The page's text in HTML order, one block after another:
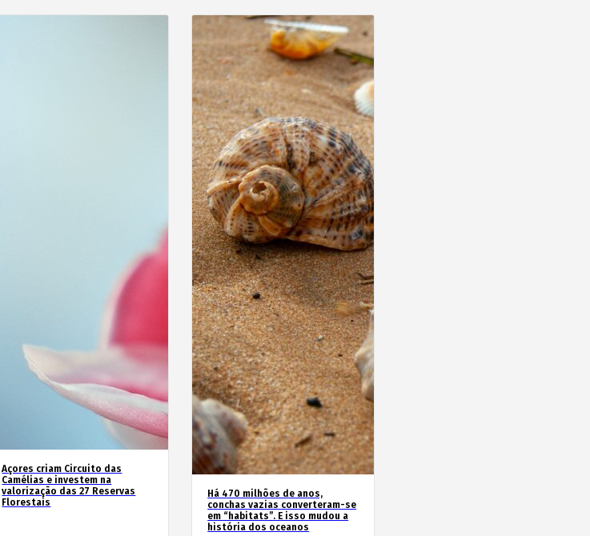
Açores criam Circuito das
Camélias e investem na
valorização das 27 Reservas
Florestais
Há 470 milhões de anos,
conchas vazias converteram-se
em “habitats”. E isso mudou a
história dos oceanos